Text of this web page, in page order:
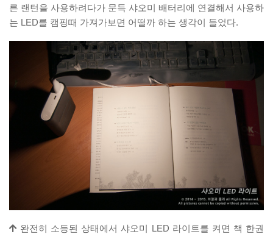
른 랜턴을 사용하려다가 문득 샤오미 배터리에 연결해서 사용하
는 LED를 캠핑때 가져가보면 어떨까 하는 생각이 들었다.
완전히 소등된 상태에서 샤오미 LED 라이트를 켜면 책 한권